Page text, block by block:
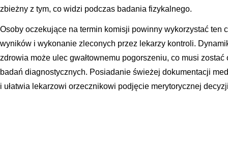
zbieżny z tym, co widzi podczas badania fizykalnego.
Osoby oczekujące na termin komisji powinny wykorzystać ten
wyników i wykonanie zleconych przez lekarzy kontroli.
zdrowia może ulec gwałtownemu pogorszeniu, co musi
badań diagnostycznych. Posiadanie świeżej dokumentacji
i ułatwia lekarzowi orzecznikowi podjęcie merytorycznej